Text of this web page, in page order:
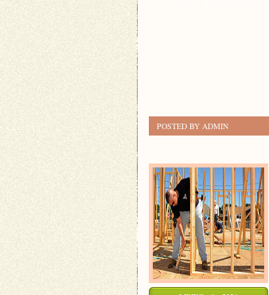
POSTED BY ADMIN